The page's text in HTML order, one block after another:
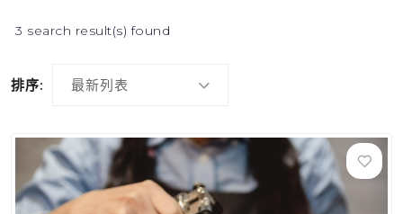
3 search result(s) found
排序: 最新列表